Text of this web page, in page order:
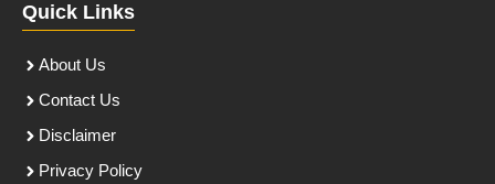
Quick Links
About Us
Contact Us
Disclaimer
Privacy Policy